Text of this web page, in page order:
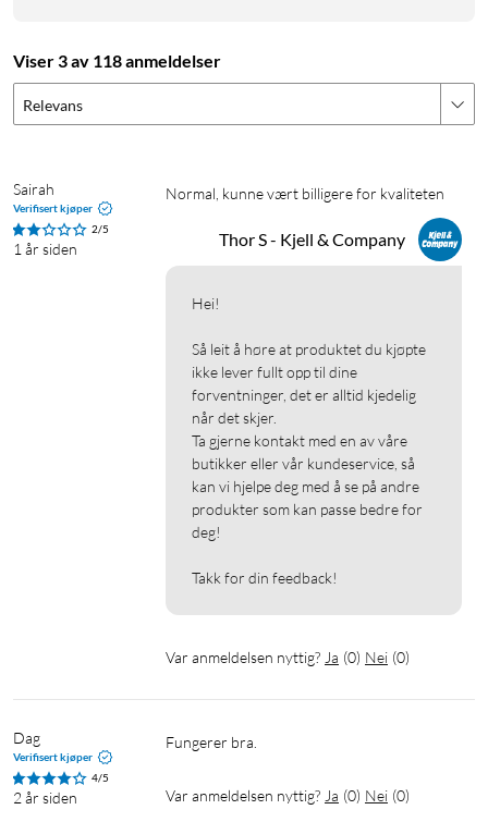
Viser 3 av 118 anmeldelser
Relevans
Sairah
Verifisert kjøper
2/5
1 år siden
Normal, kunne vært billigere for kvaliteten
Thor S - Kjell & Company
Hei!
Så leit å høre at produktet du kjøpte
ikke lever fullt opp til dine
forventninger, det er alltid kjedelig
når det skjer.
Ta gjerne kontakt med en av våre
butikker eller vår kundeservice, så
kan vi hjelpe deg med å se på andre
produkter som kan passe bedre for
deg!
Takk for din feedback!
Var anmeldelsen nyttig? Ja (0) Nei (0)
Dag
Verifisert kjøper
4/5
2 år siden
Fungerer bra.
Var anmeldelsen nyttig? Ja (0) Nei (0)